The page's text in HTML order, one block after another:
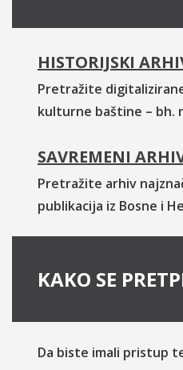
HISTORIJSKI
Pretražite
kulturne baštine – bh.
SAVREMENI
Pretražite arhiv
publikacija iz Bosne i
KAKO SE
Da biste imali pristup